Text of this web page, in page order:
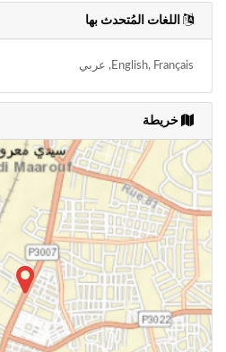
اللغات المُتحدث بها
English, Français, عربي
خريطة